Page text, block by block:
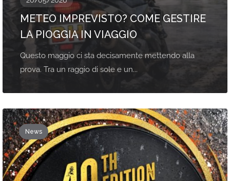
METEO IMPREVISTO? COME GESTIRE
LA PIOGGIA IN VIAGGIO
Questo maggio ci sta decisamente mettendo alla
prova. Tra un raggio di sole e un...
News